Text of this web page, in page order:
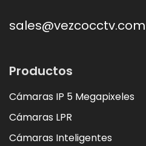
sales@vezcocctv.com
Productos
Cámaras IP 5 Megapixeles
Cámaras LPR
Cámaras Inteligentes